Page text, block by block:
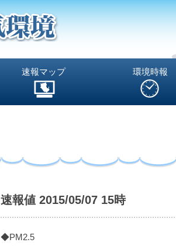
速報マップ 環境時報
速報値 2015/05/07 15時
◆PM2.5